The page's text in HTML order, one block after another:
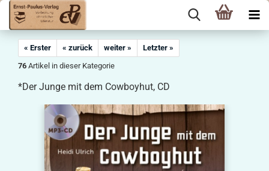
« Erster « zurück weiter »
Letzter »
76 Artikel in dieser Kategorie
*Der Junge mit dem Cowboyhut, CD